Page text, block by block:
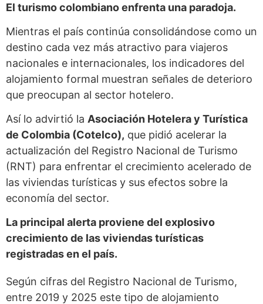
El turismo colombiano enfrenta una paradoja.
Mientras el país continúa consolidándose como un
destino cada vez más atractivo para viajeros
nacionales e internacionales, los indicadores del
alojamiento formal muestran señales de deterioro
que preocupan al sector hotelero.
Así lo advirtió la Asociación Hotelera y Turística
de Colombia (Cotelco), que pidió acelerar la
actualización del Registro Nacional de Turismo
(RNT) para enfrentar el crecimiento acelerado de
las viviendas turísticas y sus efectos sobre la
economía del sector.
La principal alerta proviene del explosivo
crecimiento de las viviendas turísticas
registradas en el país.
Según cifras del Registro Nacional de Turismo,
entre 2019 y 2025 este tipo de alojamiento